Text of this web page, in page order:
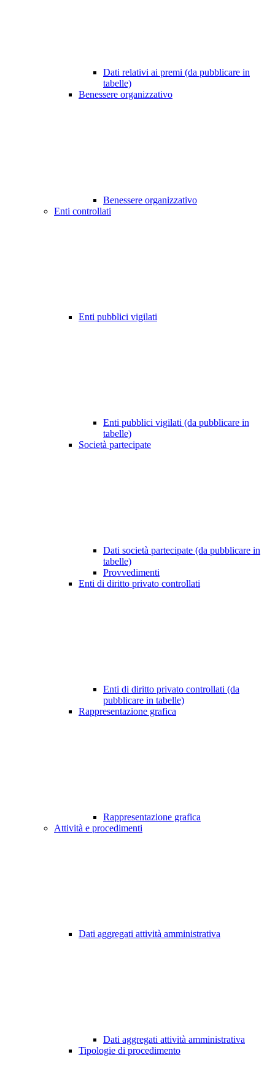
Dati relativi ai premi (da pubblicare in
tabelle)
Benessere organizzativo
Benessere organizzativo
Enti controllati
Enti pubblici vigilati
Enti pubblici vigilati (da pubblicare in
tabelle)
Società partecipate
Dati società partecipate (da pubblicare in
tabelle)
Provvedimenti
Enti di diritto privato controllati
Enti di diritto privato controllati (da
pubblicare in tabelle)
Rappresentazione grafica
Rappresentazione grafica
Attività e procedimenti
Dati aggregati attività amministrativa
Dati aggregati attività amministrativa
Tipologie di procedimento